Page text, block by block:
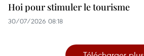
Hoi pour stimuler le tourisme
30/07/2026 08:18